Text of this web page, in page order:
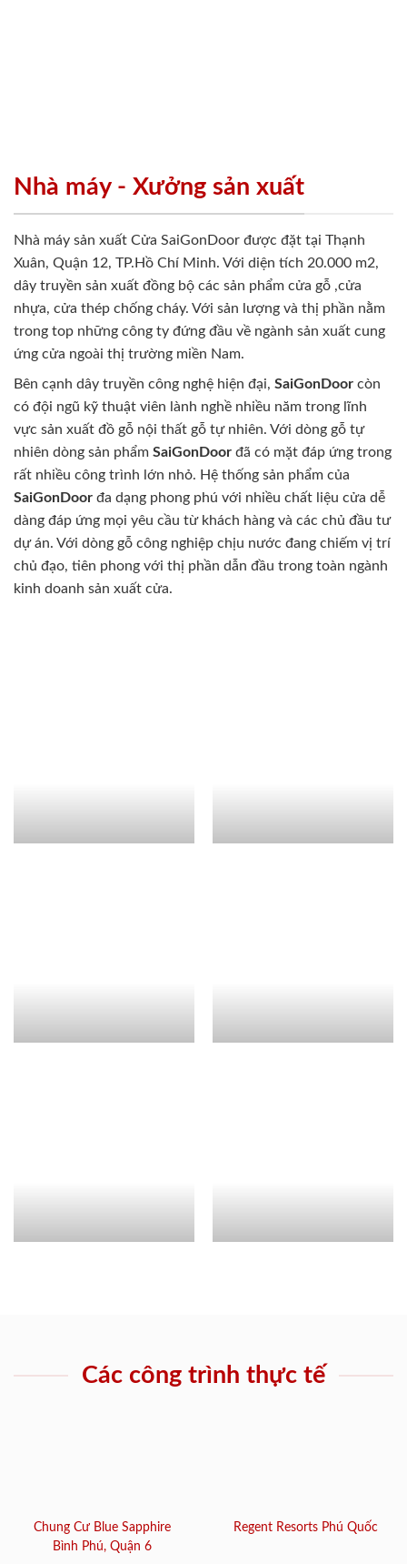
Nhà máy - Xưởng sản xuất
Nhà máy sản xuất Cửa SaiGonDoor được đặt tại Thạnh
Xuân, Quận 12, TP.Hồ Chí Minh. Với diện tích 20.000 m2,
dây truyền sản xuất đồng bộ các sản phẩm cửa gỗ ,cửa
nhựa, cửa thép chống cháy. Với sản lượng và thị phần nằm
trong top những công ty đứng đầu về ngành sản xuất cung
ứng cửa ngoài thị trường miền Nam.
Bên cạnh dây truyền công nghệ hiện đại, SaiGonDoor còn
có đội ngũ kỹ thuật viên lành nghề nhiều năm trong lĩnh
vực sản xuất đồ gỗ nội thất gỗ tự nhiên. Với dòng gỗ tự
nhiên dòng sản phẩm SaiGonDoor đã có mặt đáp ứng trong
rất nhiều công trình lớn nhỏ. Hệ thống sản phẩm của
SaiGonDoor đa dạng phong phú với nhiều chất liệu cửa dễ
dàng đáp ứng mọi yêu cầu từ khách hàng và các chủ đầu tư
dự án. Với dòng gỗ công nghiệp chịu nước đang chiếm vị trí
chủ đạo, tiên phong với thị phần dẫn đầu trong toàn ngành
kinh doanh sản xuất cửa.
Các công trình thực tế
Chung Cư Blue Sapphire
Bình Phú, Quận 6
Regent Resorts Phú Quốc